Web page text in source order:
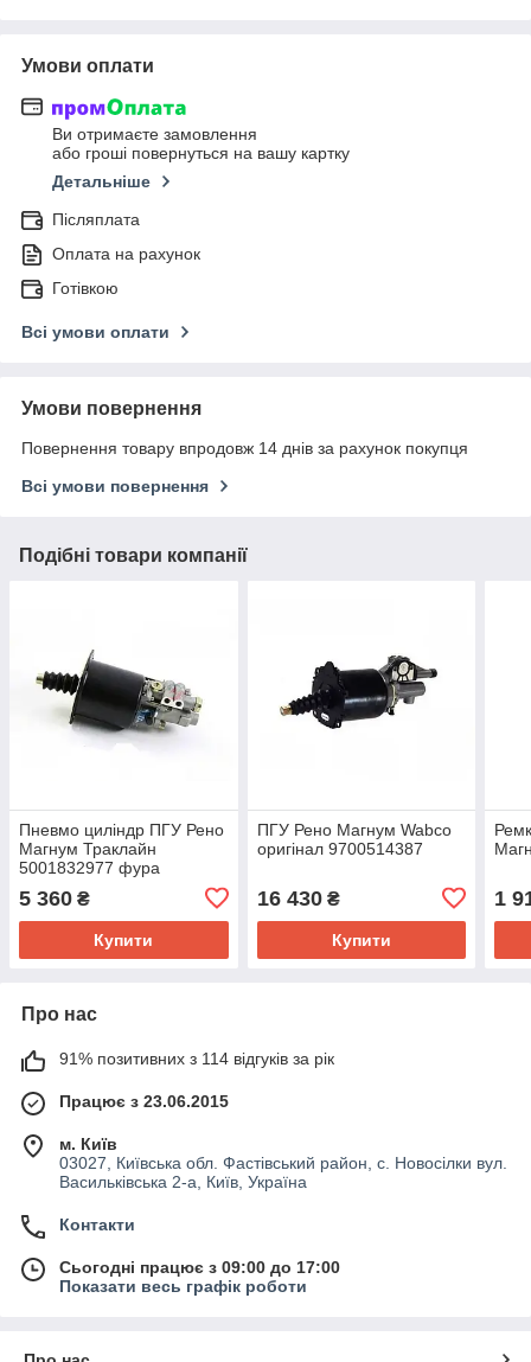
Умови оплати
Ви отримаєте замовлення
або гроші повернуться на вашу картку
Детальніше
Післяплата
Оплата на рахунок
Готівкою
Всі умови оплати
Умови повернення
Повернення товару впродовж 14 днів за рахунок покупця
Всі умови повернення
Подібні товари компанії
Пневмо циліндр ПГУ Рено
Магнум Траклайн
5001832977 фура
5 360 ₴
Купити
ПГУ Рено Магнум Wabco
оригінал 9700514387
16 430₴
Купити
1
Про нас
91% позитивних з 114 відгуків за рік
Працює з 23.06.2015
м. Київ
03027, Київська обл. Фастівський район, с. Новосілки вул.
Васильківська 2-а, Київ, Україна
Контакти
Сьогодні працює з 09:00 до 17:00
Показати весь графік роботи